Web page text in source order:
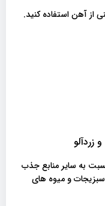
از آهن استفاده کنید.
به سایر منابع جذب
سبزیجات و میوه های